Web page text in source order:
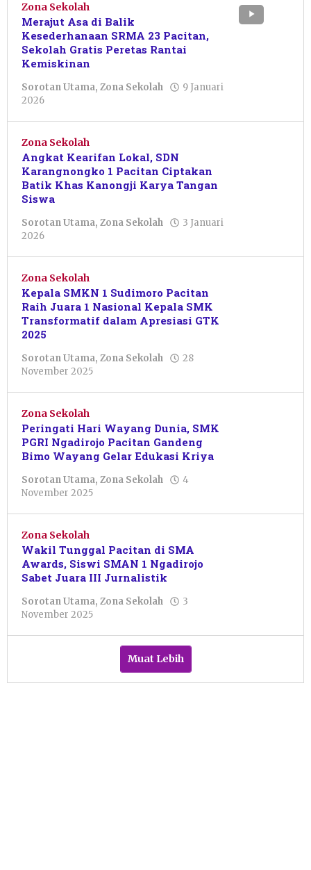
Zona Sekolah
Merajut Asa di Balik
Kesederhanaan SRMA 23 Pacitan,
Sekolah Gratis Peretas Rantai
Kemiskinan
Sorotan Utama, Zona Sekolah
9 Januari
2026
Zona Sekolah
Angkat Kearifan Lokal, SDN
Karangnongko 1 Pacitan Ciptakan
Batik Khas Kanongji Karya Tangan
Siswa
Sorotan Utama, Zona Sekolah
3 Januari
2026
Ahnan
Zona Sekolah
Kepala SMKN 1 Sudimoro Pacitan
Raih Juara 1 Nasional Kepala SMK
Transformatif dalam Apresiasi GTK
2025
Sorotan Utama, Zona Sekolah
28
November 2025
Cahyaningtias
Zona Sekolah
Peringati Hari Wayang Dunia, SMK
PGRI Ngadirojo Pacitan Gandeng
Bimo Wayang Gelar Edukasi Kriya
Sorotan Utama, Zona Sekolah
4
November 2025
Wulandari
Zona Sekolah
Wakil Tunggal Pacitan di SMA
Awards, Siswi SMAN 1 Ngadirojo
Sabet Juara III Jurnalistik
Sorotan Utama, Zona Sekolah
3
November 2025
Sudar
Muat Lebih